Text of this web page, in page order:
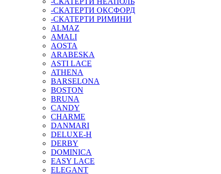
-СКАТЕРТИ ОКСФОРД
-СКАТЕРТИ РИМИНИ
ALMAZ
AMALI
AOSTA
ARABESKA
ASTI LACE
ATHENA
BARSELONA
BOSTON
BRUNA
CANDY
CHARME
DANMARI
DELUXE-H
DERBY
DOMINICA
EASY LACE
ELEGANT